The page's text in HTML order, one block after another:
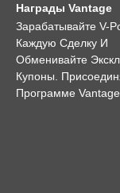
Награды Vantage
Зарабатывайте V-
Каждую Сделку И
Обменивайте
Купоны.
Программе Vantage